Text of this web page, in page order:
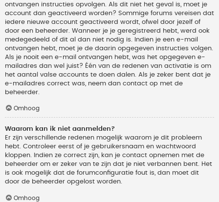
ontvangen instructies opvolgen. Als dit niet het geval is, moet je
account dan geactiveerd worden? Sommige forums vereisen dat
iedere nieuwe account geactiveerd wordt, ofwel door jezelf of
door een beheerder. Wanneer je je geregistreerd hebt, werd ook
medegedeeld of dit al dan niet nodig is. Indien je een e-mail
ontvangen hebt, moet je de daarin opgegeven instructies volgen.
Als je nooit een e-mail ontvangen hebt, was het opgegeven e-
mailadres dan wel juist? Één van de redenen van activatie is om
het aantal valse accounts te doen dalen. Als je zeker bent dat je
e-mailadres correct was, neem dan contact op met de
beheerder.
Omhoog
Waarom kan ik niet aanmelden?
Er zijn verschillende redenen mogelijk waarom je dit probleem
hebt. Controleer eerst of je gebruikersnaam en wachtwoord
kloppen. Indien ze correct zijn, kan je contact opnemen met de
beheerder om er zeker van te zijn dat je niet verbannen bent. Het
is ook mogelijk dat de forumconfiguratie fout is, dan moet dit
door de beheerder opgelost worden.
Omhoog